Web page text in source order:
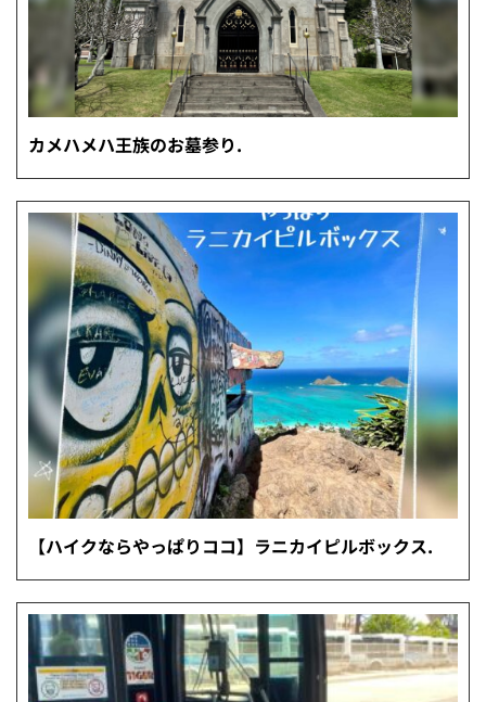
カメハメハ王族のお墓参り.
【ハイクならやっぱりココ】ラニカイピルボックス.